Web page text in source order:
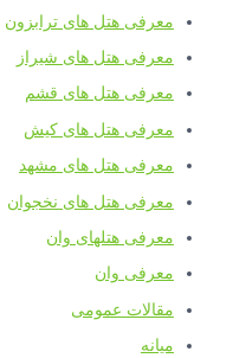
معرفی هتل های ترابزون
معرفی هتل های شیراز
معرفی هتل های قشم
معرفی هتل های کیش
معرفی هتل های مشهد
معرفی هتل های نخجوان
معرفی هتلهای وان
معرفی وان
مقالات عمومی
میانه